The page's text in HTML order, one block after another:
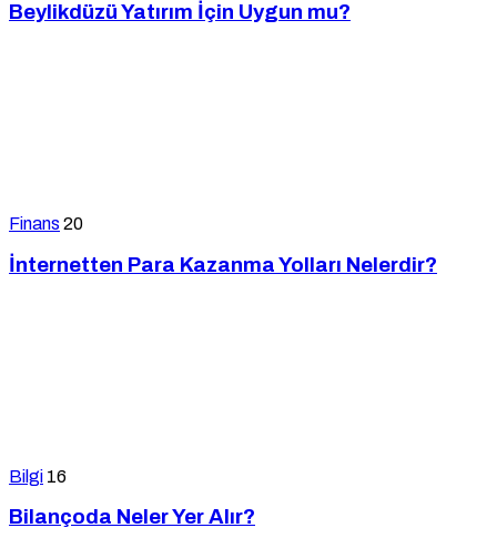
Beylikdüzü Yatırım İçin Uygun mu?
Finans 20
İnternetten Para Kazanma Yolları Nelerdir?
Bilgi 16
Bilançoda Neler Yer Alır?